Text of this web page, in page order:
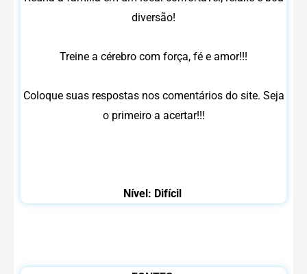
diversão!
Treine a cérebro com força, fé e amor!!!
Coloque suas respostas nos comentários do site. Seja
o primeiro a acertar!!!
Nível: Difícil